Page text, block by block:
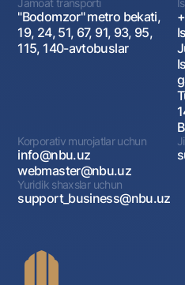
Jamoat transporti
"Bodomzor" metro bekati,
19, 24, 51, 67, 91, 93, 95,
115, 140-avtobuslar
Korporativ murojatlar uchun
info@nbu.uz
webmaster@nbu.uz
Yuridik shaxslar uchun
support_business@nbu.uz